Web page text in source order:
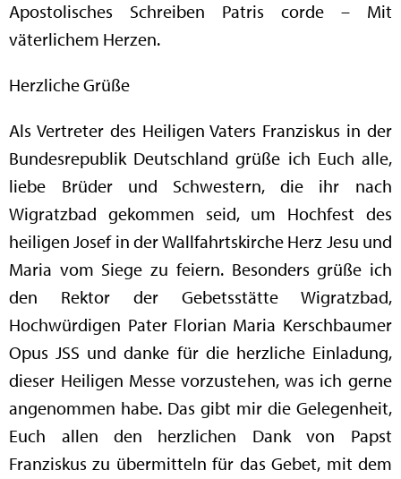
Apostolisches Schreiben Patris corde – Mit
väterlichem Herzen.
Herzliche Grüße
Als Vertreter des Heiligen Vaters Franziskus in der
Bundesrepublik Deutschland grüße ich Euch alle,
liebe Brüder und Schwestern, die ihr nach
Wigratzbad gekommen seid, um Hochfest des
heiligen Josef in der Wallfahrtskirche Herz Jesu und
Maria vom Siege zu feiern. Besonders grüße ich
den Rektor der Gebetsstätte Wigratzbad,
Hochwürdigen Pater Florian Maria Kerschbaumer
Opus JSS und danke für die herzliche Einladung,
dieser Heiligen Messe vorzustehen, was ich gerne
angenommen habe. Das gibt mir die Gelegenheit,
Euch allen den herzlichen Dank von Papst
Franziskus zu übermitteln für das Gebet, mit dem